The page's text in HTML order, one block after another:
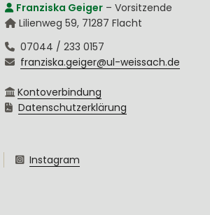
Franziska Geiger – Vorsitzende
Lilienweg 59, 71287 Flacht
07044 / 233 0157
franziska.geiger@ul-weissach.de
Kontoverbindung
Datenschutzerklärung
Instagram